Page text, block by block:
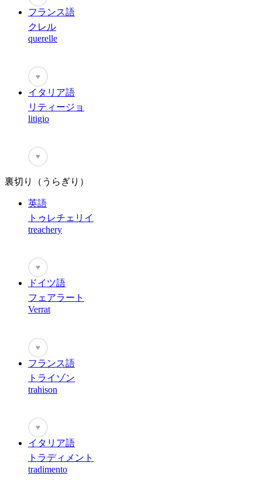
フランス語
クレル
querelle
♥
イタリア語
リティージョ
litigio
♥
裏切り（うらぎり）
英語
トゥレチェリイ
treachery
♥
ドイツ語
フェアラート
Verrat
♥
フランス語
トライゾン
trahison
♥
イタリア語
トラディメント
tradimento